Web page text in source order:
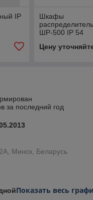
IP
Шкафы
ШР-500 IP 54
Цену
за последний год
Минск, Беларусь
Показать весь